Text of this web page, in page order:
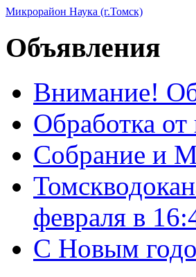
Микрорайон Наука (г.Томск)
Объявления
Внимание!
Обработка
Собрание и
февраля в
С Новым